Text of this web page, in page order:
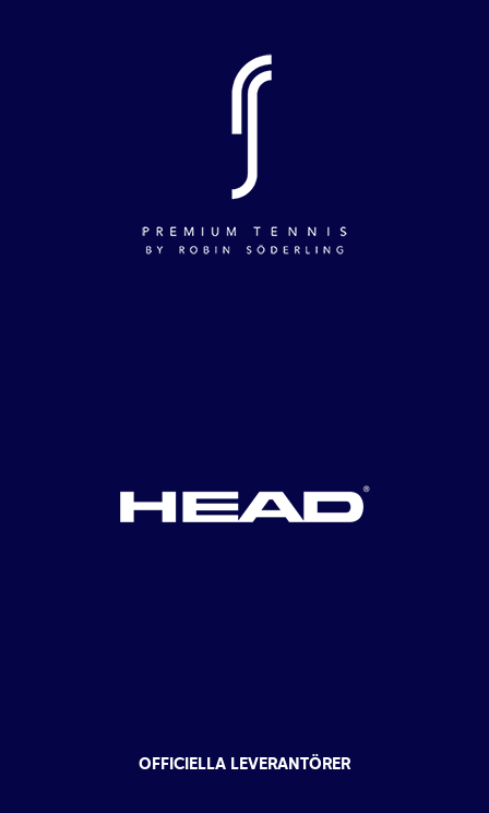
OFFICIELLA LEVERANTÖRER